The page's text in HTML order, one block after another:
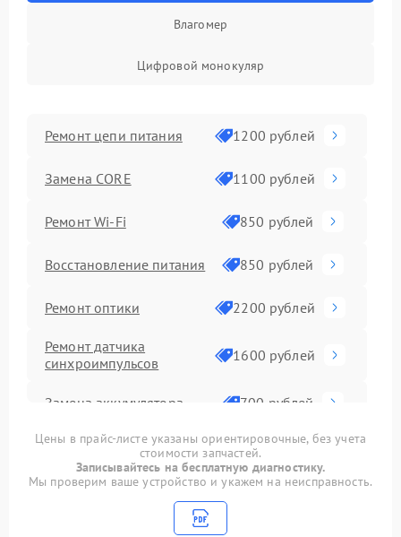
Влагомер
Цифровой монокуляр
Ремонт цепи питания 1200 рублей
Замена CORE 1100 рублей
Ремонт Wi-Fi 850 рублей
Восстановление питания 850 рублей
Ремонт оптики 2200 рублей
Ремонт датчика
синхроимпульсов
1600 рублей
Замена аккумулятора 700 рублей
Калибровка и настройка 900 рублей
Замена USB порта 650 рублей
Прошивка (Обновление
Цены в прайс-листе указаны ориентировочные, без учета
стоимости запчастей.
Записывайтесь на бесплатную диагностику.
Мы проверим ваше устройство и укажем на неисправность.